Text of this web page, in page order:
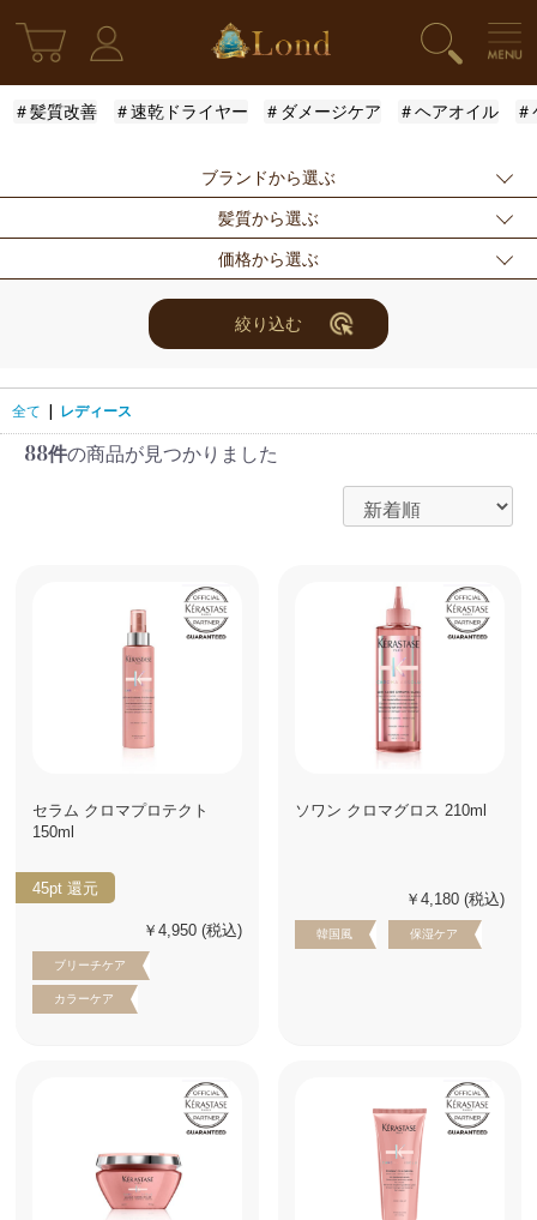
＃髪質改善 ＃速乾ドライヤー ＃ダメージケア ＃ヘアオイル
ブランドから選ぶ
指定なし Londオリジナル
ケラスターゼ
モロッカンオイル
ルベル
アリミノ
ナンバースリー
ミアン フォード
ホリスティックキ
アクティバート
髪質から選ぶ
ふんわり ハリ・コシ
ウェット
ツヤ
しっとり
価格から選ぶ
〜3000円
3001円〜5000円
円
30000円
絞り込む
全て | レディース
88件の商品が見つかりました
セラム クロマプロテクト
150ml
45pt 還元
￥4,950 (税込)
ブリーチケア
カラーケア
ソワン クロマグロス 210ml
￥4,180 (税込)
韓国風 保湿ケア